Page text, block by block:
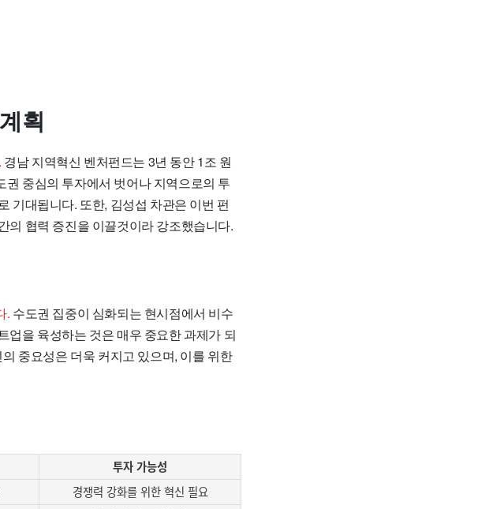
획
경남 지역혁신 벤처펀드는 3년 동안 1조 원
중심의 투자에서 벗어나 지역으로의 투
기대됩니다. 또한, 김성섭 차관은 이번 펀
의 협력 증진을 이끌것이라 강조했습니다.
. 수도권 집중이 심화되는 현시점에서 비수
업을 육성하는 것은 매우 중요한 과제가 되
중요성은 더욱 커지고 있으며, 이를 위한
투자 가능성
경쟁력 강화를 위한 혁신 필요